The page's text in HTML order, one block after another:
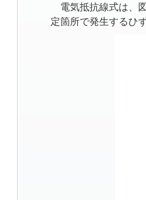
電気抵抗線式は、
定箇所で発生するひ